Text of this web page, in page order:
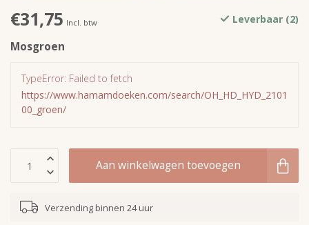
€31,75 Incl. btw Leverbaar (2)
Mosgroen
TypeError: Failed to fetch
https://www.hamamdoeken.com/search/OH_HD_HYD_2101
00_groen/
Aan winkelwagen toevoegen
Verzending binnen 24 uur